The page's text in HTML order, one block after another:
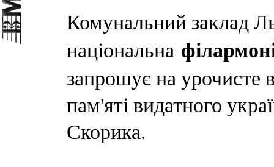
Комунальний заклад
національна
запрошує на урочисте
пам'яті видатного
Скорика.